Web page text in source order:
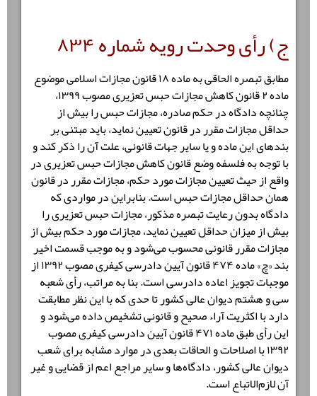
ج) رأی وحدت‌ رویه شماره۸۳۴
مطابق تبصره الحاقی به ماده ۱۸ قانون مجازات اسلامی موضوع
ماده ۲ قانون کاهش مجازات حبس تعزیری مصوب ۱۳۹۹،
چنانچه دادگاه در حکم صادره، مجازات حبس را بیش از
حداقل مجازات مقرر در قانون تعیین نماید، باید مبتنی بر
بندهای این ماده و یا سایر جهات قانونی، علت آن را ذکر کند و
با توجه به فلسفه وضع قانون کاهش مجازات حبس تعزیری در
واقع از حیث تعیین مجازات مورد حکم، مجازات مقرر در قانون
همان حداقل مجازات حبس است. بنابراین در مواردی که
دادگاه بدون رعایت تبصره مذکور، مجازات حبس تعزیری را
بیش از میزان حداقل تعیین نماید، مجازات مورد حکم بیش از
مجازات مقرر قانونی محسوب می‌شود و به موجب قسمت اخیر
بند «چ» ماده ۴۷۴ قانون آیین دادرسی کیفری مصوب ۱۳۹۲ از
موجبات تجویز اعاده دادرسی است. بنا به مراتب، رأی شعبه
سی و هشتم دیوان عالی کشور تا حدی که با این نظر مطابقت
دارد با اکثریت آراء صحیح و قانونی تشخیص داده می‌شود و
این رأی طبق ماده ۴۷۱ قانون آیین دادرسی کیفری مصوب
۱۳۹۲ با اصلاحات و الحاقات بعدی در موارد مشابه برای شعب
دیوان عالی کشور، دادگاه‌ها و سایر مراجع اعم از قضایی و غیر
آن لازم‌الاتباع است.